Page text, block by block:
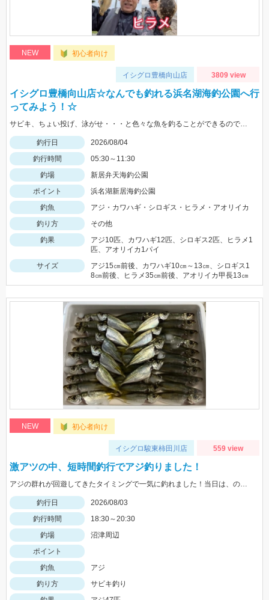
NEW 初心者向け
イシグロ豊橋向山店 3809 view
イシグロ豊橋向山店☆なんでも釣れる浜名湖海釣公園へ行
ってみよう！☆
サビキ、ちょい投げ、泳がせ・・・と色々な魚を釣ることができるので仕掛けも何種類か用意していけば楽しむことができますよ！
釣行日
2026/08/04
釣行時間
05:30～11:30
釣場
新居弁天海釣公園
ポイント
浜名湖新居海釣公園
釣魚
アジ・カワハギ・シロギス・ヒラメ・アオリイカ
釣り方
その他
釣果
アジ10匹、カワハギ12匹、シロギス2匹、ヒラメ1
匹、アオリイカ1パイ
サイズ
アジ15㎝前後、カワハギ10㎝～13㎝、シロギス1
8㎝前後、ヒラメ35㎝前後、アオリイカ甲長13㎝
NEW 初心者向け
イシグロ駿東柿田川店 559 view
激アツの中、短時間釣行でアジ釣りました！
アジの群れが回遊してきたタイミングで一気に釣れました！当日は、のべ竿と豆アジマッチ・スピード餌つけ器仕掛・生アミエビなどを使用しました。
釣行日
2026/08/03
釣行時間
18:30～20:30
釣場
沼津周辺
ポイント
釣魚
アジ
釣り方
サビキ釣り